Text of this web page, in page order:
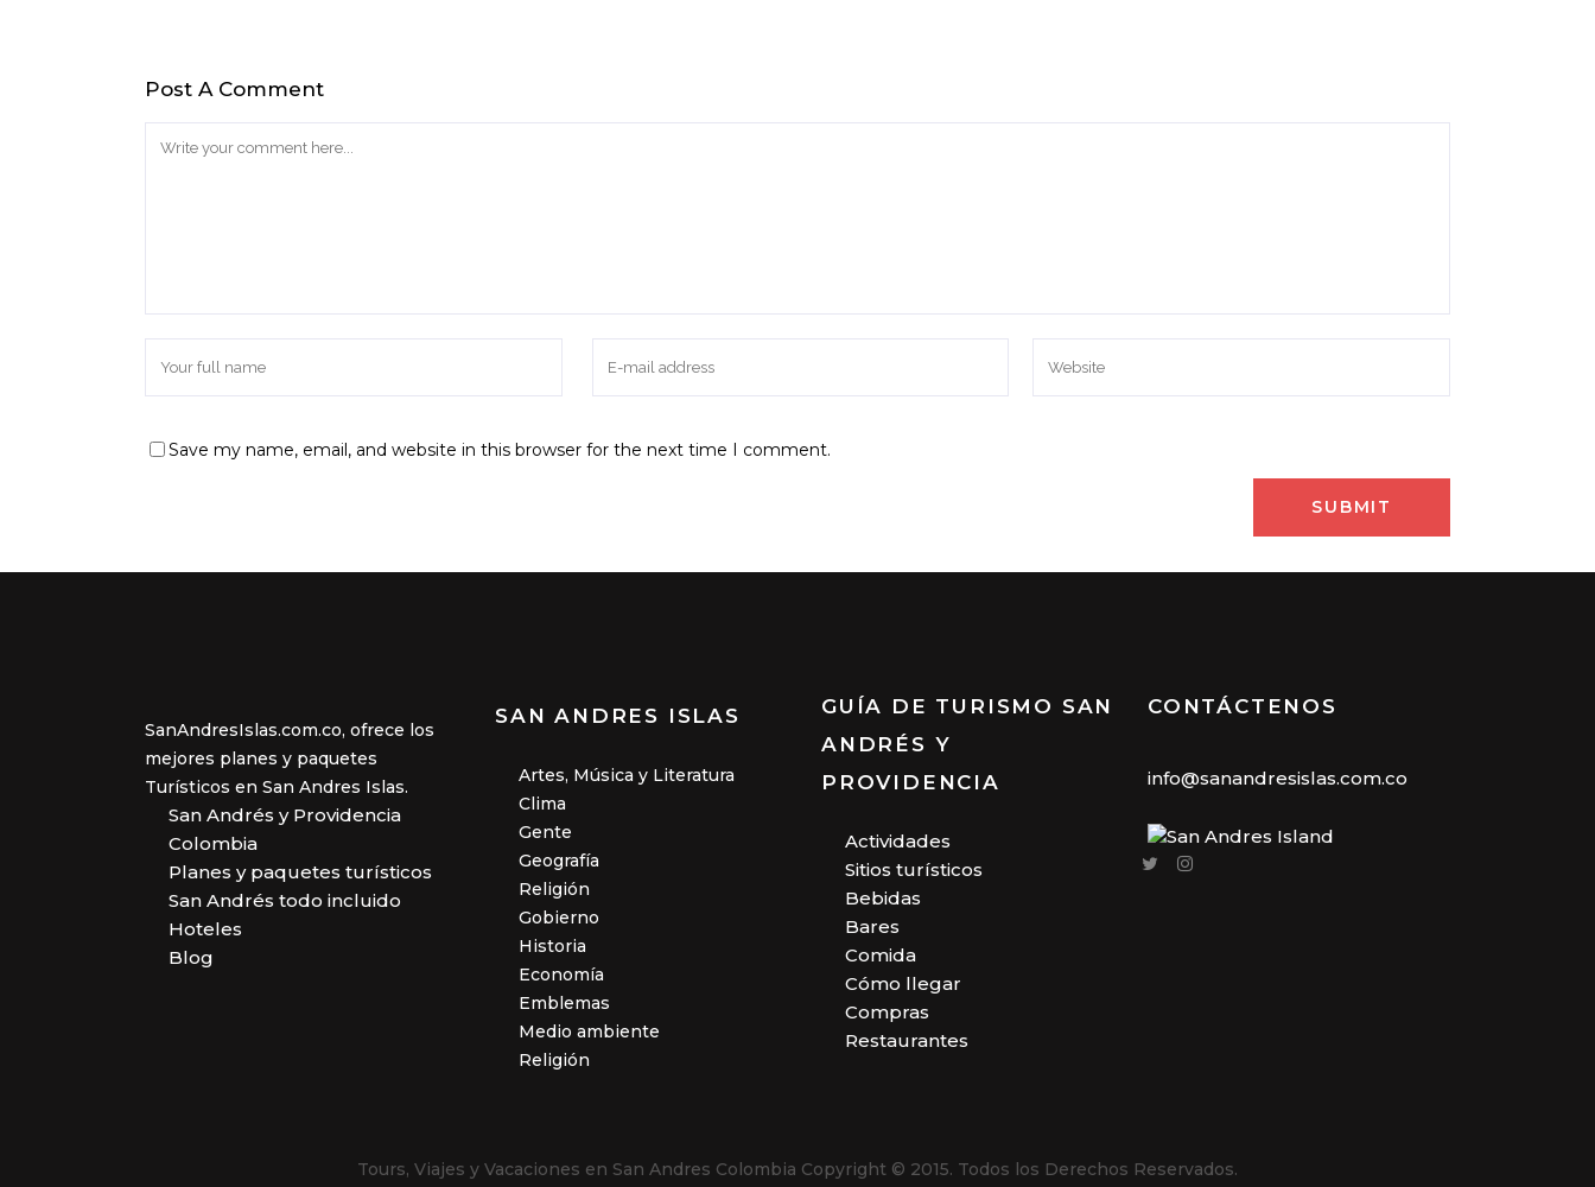
Post A Comment
Save my name, email, and website in this browser for the next time I comment.
SanAndresIslas.com.co, ofrece los
mejores planes y paquetes
Turísticos en San Andres Islas.
San Andrés y Providencia
Colombia
Planes y paquetes turísticos
San Andrés todo incluido
Hoteles
Blog
SAN ANDRES ISLAS
Artes, Música y Literatura
Clima
Gente
Geografía
Religión
Gobierno
Historia
Economía
Emblemas
Medio ambiente
Religión
GUÍA DE TURISMO SAN
ANDRÉS Y
PROVIDENCIA
Actividades
Sitios turísticos
Bebidas
Bares
Comida
Cómo llegar
Compras
Restaurantes
CONTÁCTENOS
info@sanandresislas.com.co
Tours, Viajes y Vacaciones en San Andres Colombia Copyright © 2015. Todos los Derechos Reservados.